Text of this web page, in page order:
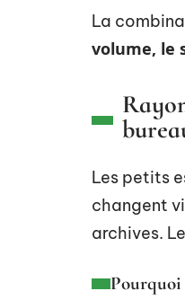
La
volume, le
Les petits
changent
archives.
Pourquoi